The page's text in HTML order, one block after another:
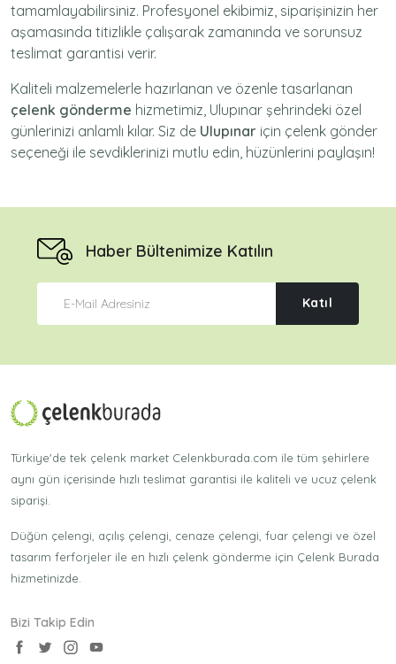
tamamlayabilirsiniz. Profesyonel ekibimiz, siparişinizin her
aşamasında titizlikle çalışarak zamanında ve sorunsuz
teslimat garantisi verir.
Kaliteli malzemelerle hazırlanan ve özenle tasarlanan
çelenk gönderme hizmetimiz, Ulupınar şehrindeki özel
günlerinizi anlamlı kılar. Siz de Ulupınar için çelenk gönder
seçeneği ile sevdiklerinizi mutlu edin, hüzünlerini paylaşın!
Haber Bültenimize Katılın
Katıl
Türkiye'de tek çelenk market Celenkburada.com ile tüm şehirlere
aynı gün içerisinde hızlı teslimat garantisi ile kaliteli ve ucuz çelenk
siparişi.
Düğün çelengi, açılış çelengi, cenaze çelengi, fuar çelengi ve özel
tasarım ferforjeler ile en hızlı çelenk gönderme için Çelenk Burada
hizmetinizde.
Bizi Takip Edin